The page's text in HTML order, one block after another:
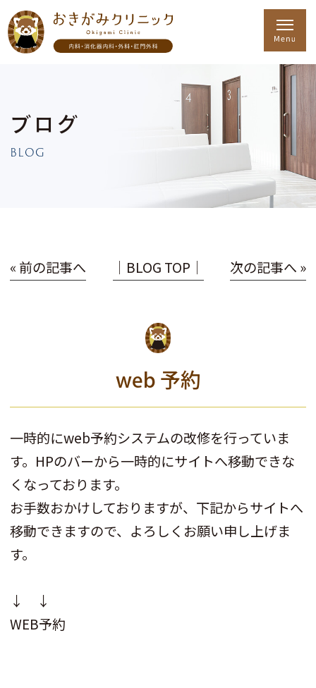
ブログ
BLOG
« 前の記事へ │BLOG TOP│ 次の記事へ »
web 予約
一時的にweb予約システムの改修を行っていま
す。HPのバーから一時的にサイトへ移動できな
くなっております。
お手数おかけしておりますが、下記からサイトへ
移動できますので、よろしくお願い申し上げま
す。
↓ ↓
WEB予約